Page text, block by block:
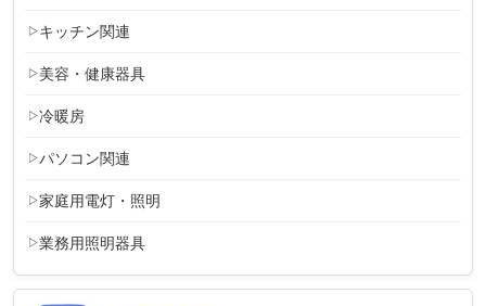
キッチン関連
美容・健康器具
冷暖房
パソコン関連
家庭用電灯・照明
業務用照明器具